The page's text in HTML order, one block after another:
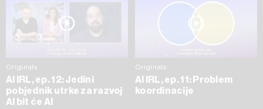
Originals
AI IRL, ep. 12: Jedini
pobjednik utrke za razvoj
AI bit će AI
Originals
AI IRL, ep. 11: Problem
koordinacije